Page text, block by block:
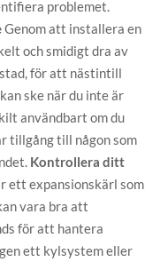
problemet.
Genom att installera en
och smidigt dra av
för att nästintill
ske när du inte är
användbart om du
tillgång till någon som
Kontrollera ditt
ett expansionskärl som
vara bra att
för att hantera
ett kylsystem eller